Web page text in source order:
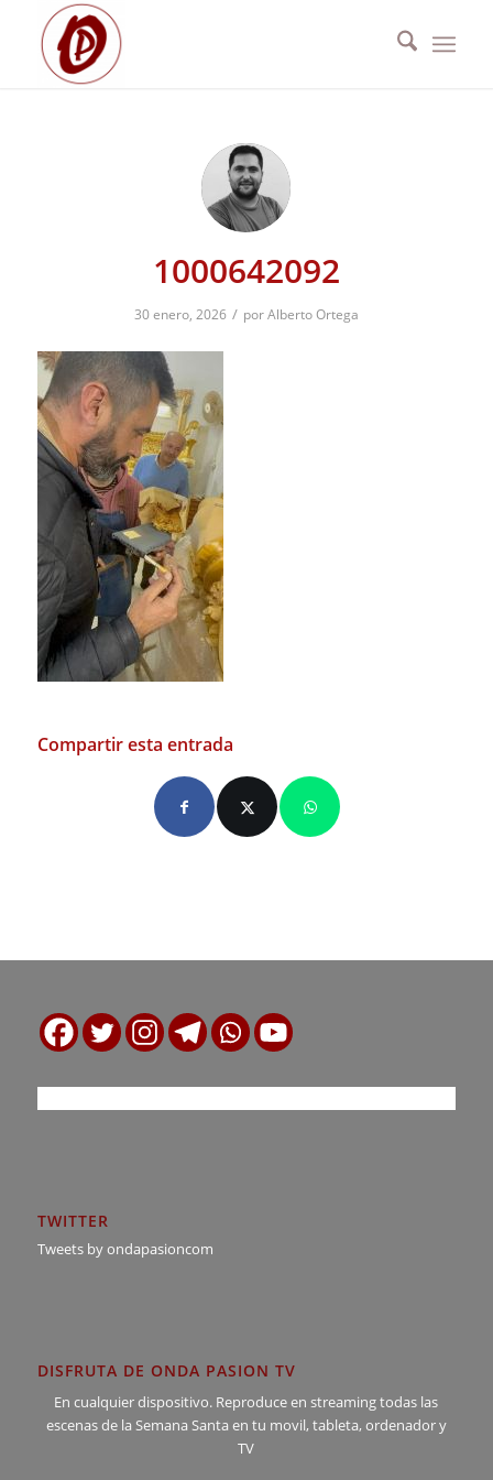
1000642092
30 enero, 2026 / porAlberto Ortega
Compartir esta entrada
TWITTER
Tweets by ondapasioncom
DISFRUTA DE ONDA PASION TV
En cualquier dispositivo. Reproduce en streaming todas las
escenas de la Semana Santa en tu movil, tableta, ordenador y
TV